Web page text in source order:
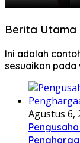
Berita Utama
Ini adalah
sesuaikan pada
Agustus 6,